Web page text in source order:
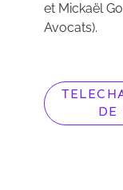
et Mickaël
Avocats).
DE